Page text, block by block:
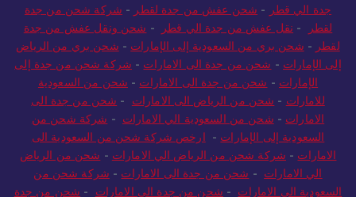
جدة الي قطر - شحن عفش من جدة لقطر - شركة شحن من جدة
لقطر
- نقل عفش من جدة الي قطر - شحن ونقل عفش من جدة
لقطر - شحن بري من السعودية إلى الإمارات - شحن بري من الرياض
إلى الإمارات - شحن من جدة الى الامارات - شركة شحن من جدة إلى
الإمارات - شحن من جدة الى الامارات - شحن من السعودية
للامارات - شحن من الرياض الى الامارات - شحن من جدة الى
الامارات - شحن من السعودية الي الامارات - شركة شحن من
السعودية إلى الإمارات - ارخص شركة شحن من السعودية الى
الامارات - شركة شحن من الرياض الي الامارات - شحن من الرياض
الي الامارات - شحن من جدة الى الامارات - شركة شحن من
السعودية الى الامارات - شحن من جدة الى الامارات - شحن من جدة